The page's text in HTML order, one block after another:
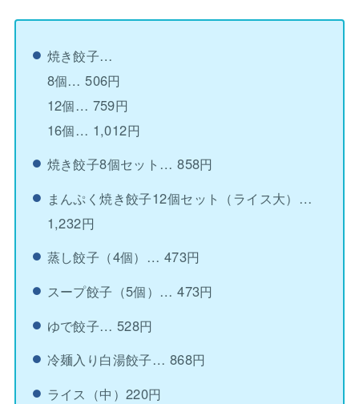
焼き餃子…
8個… 506円
12個… 759円
16個… 1,012円
焼き餃子8個セット… 858円
まんぷく焼き餃子12個セット（ライス大）…
1,232円
蒸し餃子（4個）… 473円
スープ餃子（5個）… 473円
ゆで餃子… 528円
冷麺入り白湯餃子… 868円
ライス（中）220円